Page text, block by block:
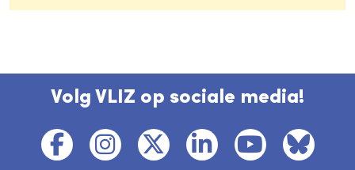
Volg VLIZ op sociale media!